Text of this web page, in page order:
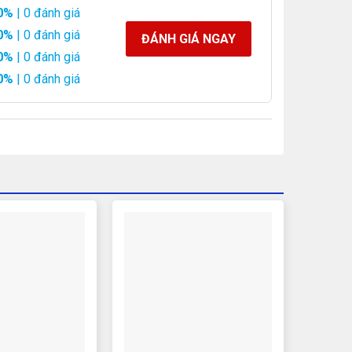
| 0 đánh giá
| 0 đánh giá
| 0 đánh giá
| 0 đánh giá
ĐÁNH GIÁ NGAY